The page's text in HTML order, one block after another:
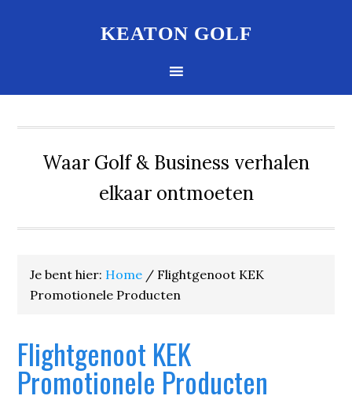
KEATON GOLF
Waar Golf & Business verhalen
elkaar ontmoeten
Je bent hier: Home / Flightgenoot KEK
Promotionele Producten
Flightgenoot KEK
Promotionele Producten